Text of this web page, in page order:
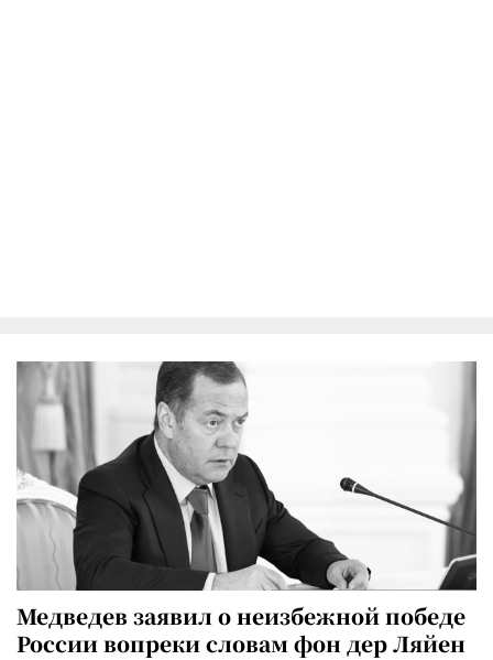
Медведев заявил о неизбежной победе
России вопреки словам фон дер Ляйен